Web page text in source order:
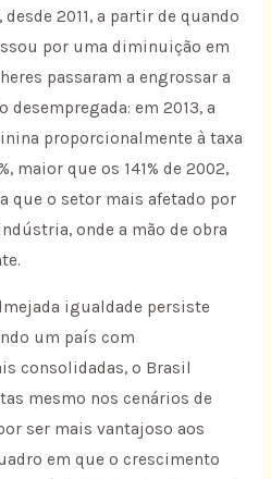
2011, a partir de quando
por uma diminuição em
passaram a engrossar a
em 2013, a
proporcionalmente à taxa
maior que os 141% de 2002,
que o setor mais afetado por
onde a mão de obra
igualdade persiste
um país com
consolidadas, o Brasil
mesmo nos cenários de
ser mais vantajoso aos
em que o crescimento